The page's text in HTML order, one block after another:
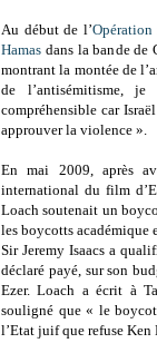
Au début de l’
Hamas dans la bande de
montrant la montée de
de l’antisémitisme,
compréhensible car
approuver la violence ».
En mai 2009, après
international du film
Loach soutenait un
les boycotts académique
Sir Jeremy Isaacs a
déclaré payé, sur son
Ezer. Loach a écrit à
souligné que « le
l’Etat juif que refuse Ken